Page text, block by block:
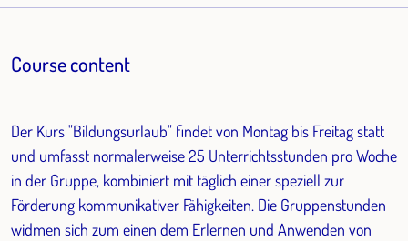
Course content
Der Kurs "Bildungsurlaub" findet von Montag bis Freitag statt
und umfasst normalerweise 25 Unterrichtsstunden pro Woche
in der Gruppe, kombiniert mit täglich einer speziell zur
Förderung kommunikativer Fähigkeiten. Die Gruppenstunden
widmen sich zum einen dem Erlernen und Anwenden von